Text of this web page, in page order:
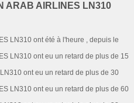
ARAB AIRLINES LN310
LN310 ont été à l'heure , depuis le
LN310 ont eu un retard de plus de 15
ont eu un retard de plus de 30
LN310 ont eu un retard de plus de 60